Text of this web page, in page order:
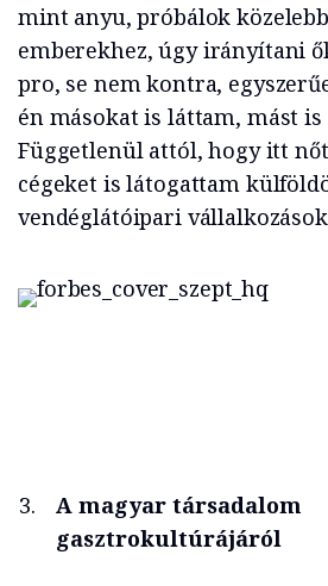
mint anyu, próbálok
emberekhez, úgy irányítani
pro, se nem kontra,
én másokat is láttam, mást is
Függetlenül attól, hogy itt
cégeket is látogattam
vendéglátóipari
A magyar társadalom
gasztrokultúrájáról